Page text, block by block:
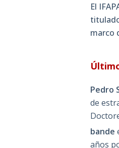
El
marco
Pedro
de
bande
años